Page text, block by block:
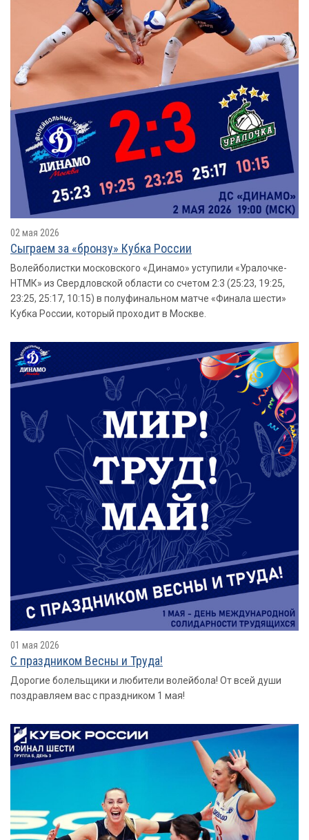
02 мая 2026
Сыграем за «бронзу» Кубка России
Волейболистки московского «Динамо» уступили «Уралочке-
НТМК» из Свердловской области со счетом 2:3 (25:23, 19:25,
23:25, 25:17, 10:15) в полуфинальном матче «Финала шести»
Кубка России, который проходит в Москве.
01 мая 2026
С праздником Весны и Труда!
Дорогие болельщики и любители волейбола! От всей души
поздравляем вас с праздником 1 мая!